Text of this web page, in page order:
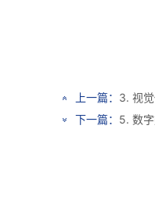
上一篇： 3. 视
下一篇： 5. 数